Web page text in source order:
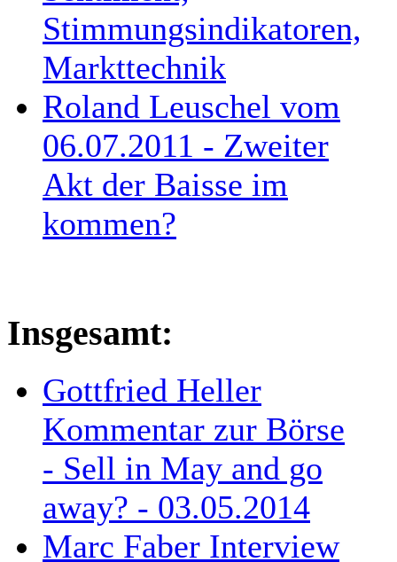
Stimmungsindikatoren,
Markttechnik
Roland Leuschel vom
06.07.2011 - Zweiter
Akt der Baisse im
kommen?
Insgesamt:
Gottfried Heller
Kommentar zur Börse
- Sell in May and go
away? - 03.05.2014
Marc Faber Interview